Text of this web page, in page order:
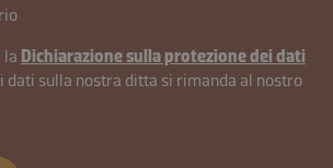
la Dichiarazione sulla protezione dei dati
dati sulla nostra ditta si rimanda al nostro